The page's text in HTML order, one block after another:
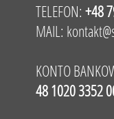
TELEFON: +48
MAIL:
KONTO
48 1020 3352